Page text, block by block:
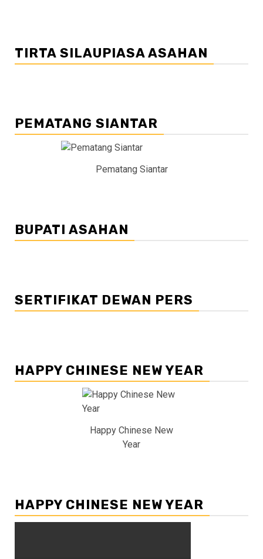
TIRTA SILAUPIASA ASAHAN
PEMATANG SIANTAR
Pematang Siantar
BUPATI ASAHAN
SERTIFIKAT DEWAN PERS
HAPPY CHINESE NEW YEAR
Happy Chinese New
Year
HAPPY CHINESE NEW YEAR